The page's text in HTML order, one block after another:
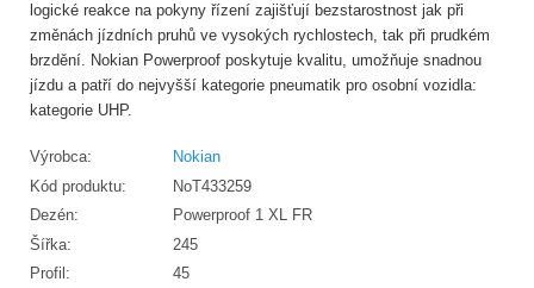
logické reakce na pokyny řízení zajišťují bezstarostnost jak při
změnách jízdních pruhů ve vysokých rychlostech, tak při prudkém
brzdění. Nokian Powerproof poskytuje kvalitu, umožňuje snadnou
jízdu a patří do nejvyšší kategorie pneumatik pro osobní vozidla:
kategorie UHP.
Výrobca:
Nokian
Kód produktu:
NoT433259
Dezén:
Powerproof 1 XL FR
Šířka:
245
Profil:
45